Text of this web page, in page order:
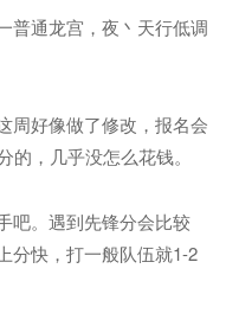
通龙宫，夜丶天行低调
好像做了修改，报名会
，几乎没怎么花钱。
。遇到先锋分会比较
分快，打一般队伍就1-2